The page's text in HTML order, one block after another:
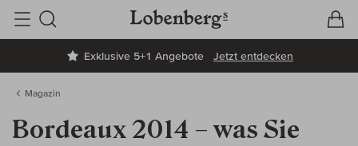
Exklusive 5+1 Angebote Jetzt entdecken
Suche
Magazin
Bordeaux 2014 – was Sie